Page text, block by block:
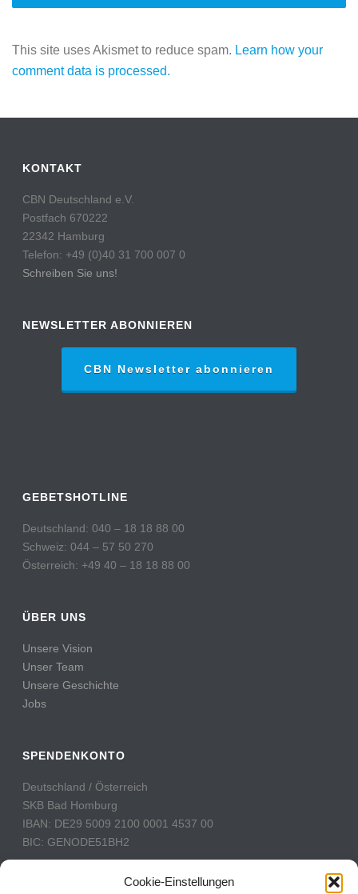
Cookie-Einstellungen
This site uses Akismet to reduce spam. Learn how your
comment data is processed.
KONTAKT
CBN Deutschland e.V.
Postfach 670222
22342 Hamburg
Telefon: +49 (0)40 31 700 007 0
Schreiben Sie uns!
NEWSLETTER ABONNIEREN
CBN Newsletter abonnieren
GEBETSHOTLINE
Deutschland: 040 – 18 18 88 00
Schweiz: 044 – 57 50 270
Österreich: +49 40 – 18 18 88 00
ÜBER UNS
Unsere Vision
Unser Team
Unsere Geschichte
Jobs
SPENDENKONTO
Deutschland / Österreich
SKB Bad Homburg
IBAN: DE29 5009 2100 0001 4537 00
BIC: GENODE51BH2